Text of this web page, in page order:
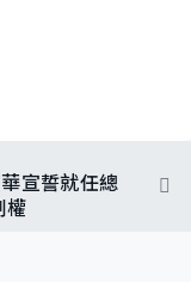
宣誓就任總
權